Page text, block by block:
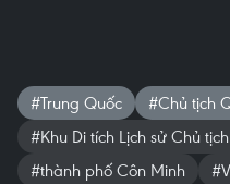
#Trung Quốc
#Chủ tịch
#Khu Di tích Lịch sử Chủ
#thành phố Côn Minh